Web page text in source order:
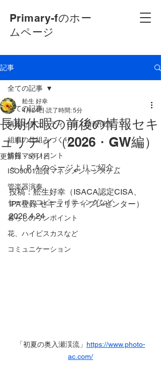
Primary-fのホー
ムページ
記事
全ての記事
情報セキュリティ・個人情報保護
組織の仕組みづくり
情報マネジメント
ISO9001品質マネジメントシステム
管楽器演奏
セールスコピーライティングなど
暮らしのワンポイント
花、ハイビスカスなど
コミュニケーション
全ての記事
長期休暇の前後の情報セキ
ュリティ（2026・GW編）
舩生 好幸
4月24日 読了時間: 5分
更新日：5月1日
～ＩＰＡのページよりご紹介～
投稿：舩生好幸（ISACA認定CISA、
IPA登録 セキュリティプレゼンター）
2026.4.24
「初夏の奥入瀬渓流」 https://www.photo-
ac.com/